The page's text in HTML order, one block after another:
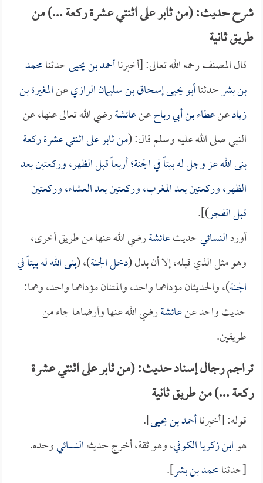
شرح حديث: (من ثابر على اثنتي عشرة ركعة ...) من
طريق ثانية
قال المصنف رحمه الله تعالى: [أخبرناأحمد بن يحيىحدثنامحمد
بن بشرحدثناأبو يحيى إسحاق بن سليمان الرازيعنالمغيرة بن
زيادعنعطاء بن أبي رباحعنعائشةرضي الله تعالى عنها، عن
النبي صلى الله عليه وسلم قال: (من ثابر على اثنتي عشرة ركعة
بنى الله عز وجل له بيتاً في الجنة؛ أربعاً قبل الظهر، وركعتين بعد
الظهر، وركعتين بعد المغرب، وركعتين بعد العشاء، وركعتين
قبل الفجر)].
أوردالنسائيحديثعائشةرضي الله عنها من طريق أخرى،
وهو مثل الذي قبله، إلا أن بدل (دخل الجنة)، (بنى الله له بيتاً في
الجنة)، والحديثان مؤداهما واحد، والمتنان مؤداهما واحد، وهما:
حديث واحد عنعائشةرضي الله عنها وأرضاها جاء من
طريقين.
تراجم رجال إسناد حديث: (من ثابر على اثنتي عشرة
ركعة ...) من طريق ثانية
قوله: [أخبرناأحمد بن يحيى].
هوابن زكريا الكوفي، وهو ثقة، أخرج حديثهالنسائيوحده.
[حدثنامحمد بن بشر].